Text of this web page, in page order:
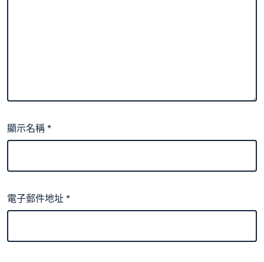
顯示名稱*
電子郵件地址*